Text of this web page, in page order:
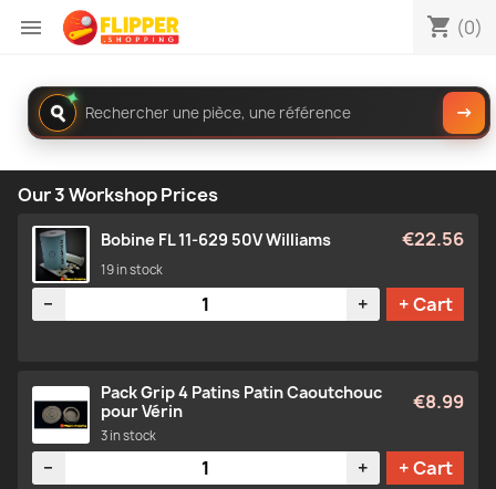
 shopping_cart (0)
✦
Rechercher
dans
le
→
Our 3 Workshop Prices
Bobine FL 11-629 50V Williams €22.56
19 in stock
− + + Cart
Pack Grip 4 Patins Patin Caoutchouc
pour Vérin
€8.99
3 in stock
Quantity
− + + Cart